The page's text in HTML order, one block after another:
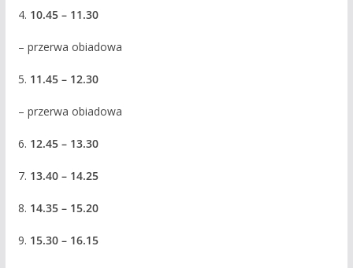
4. 10.45 – 11.30
– przerwa obiadowa
5. 11.45 – 12.30
– przerwa obiadowa
6. 12.45 – 13.30
7. 13.40 – 14.25
8. 14.35 – 15.20
9. 15.30 – 16.15